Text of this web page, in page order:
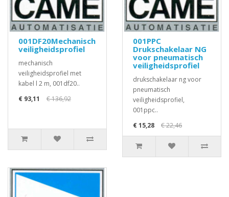
001DF20Mechanisch
veiligheidsprofiel
mechanisch
veiligheidsprofiel met
kabel l 2 m, 001df20..
€ 93,11
€ 136,92
001PPC
Drukschakelaar NG
voor pneumatisch
veiligheidsprofiel
drukschakelaar ng voor
pneumatisch
veiligheidsprofiel,
001ppc..
€ 15,28
€ 22,46